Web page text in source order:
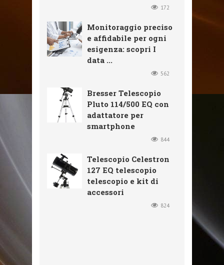
172
Monitoraggio preciso
e affidabile per ogni
esigenza: scopri I
data ...
562
Bresser Telescopio
Pluto 114/500 EQ con
adattatore per
smartphone
844
Telescopio Celestron
127 EQ telescopio
telescopio e kit di
accessori
824